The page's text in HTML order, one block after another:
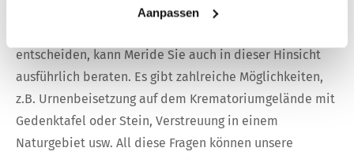
Aanpassen
Sollten Sie sich für eine Aschebeisetzung oder eine
entscheiden, kann Meride Sie auch in dieser Hinsicht
ausführlich beraten. Es gibt zahlreiche Möglichkeiten,
z.B. Urnenbeisetzung auf dem Krematoriumgelände mit
Gedenktafel oder Stein, Verstreuung in einem
Naturgebiet usw. All diese Fragen können unsere